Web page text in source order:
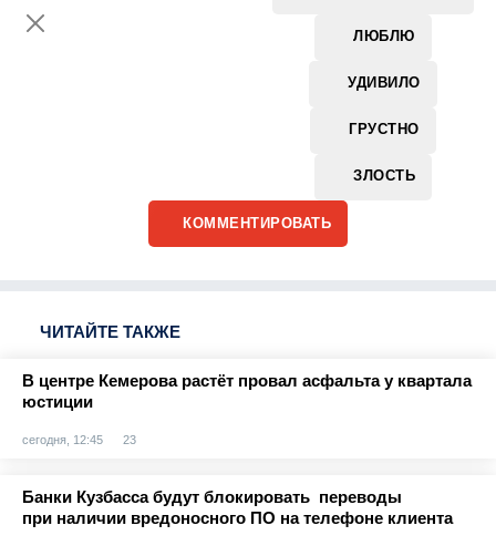
ЛЮБЛЮ
УДИВИЛО
ГРУСТНО
ЗЛОСТЬ
КОММЕНТИРОВАТЬ
ЧИТАЙТЕ ТАКЖЕ
В центре Кемерова растёт провал асфальта у квартала
юстиции
сегодня, 12:45 23
Банки Кузбасса будут блокировать переводы
при наличии вредоносного ПО на телефоне клиента